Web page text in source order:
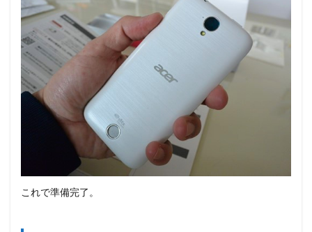
これで準備完了。